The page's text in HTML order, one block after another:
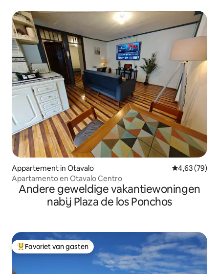
Appartement in Otavalo Gemiddelde
4,63 (79)
Apartamento en Otavalo Centro
Andere geweldige vakantiewoningen
nabij Plaza de los Ponchos
Topfavoriet van gasten
Favoriet van gasten